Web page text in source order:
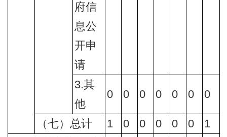
府信
息公
开申
请
3.其
他
0 0 0 0 0 0 0
（七）总计 1 0 0 0 0 0
1